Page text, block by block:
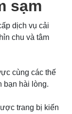
sạm
dịch vụ cải
chu và tâm
cùng các thế
bạn hài lòng.
trang bị kiến